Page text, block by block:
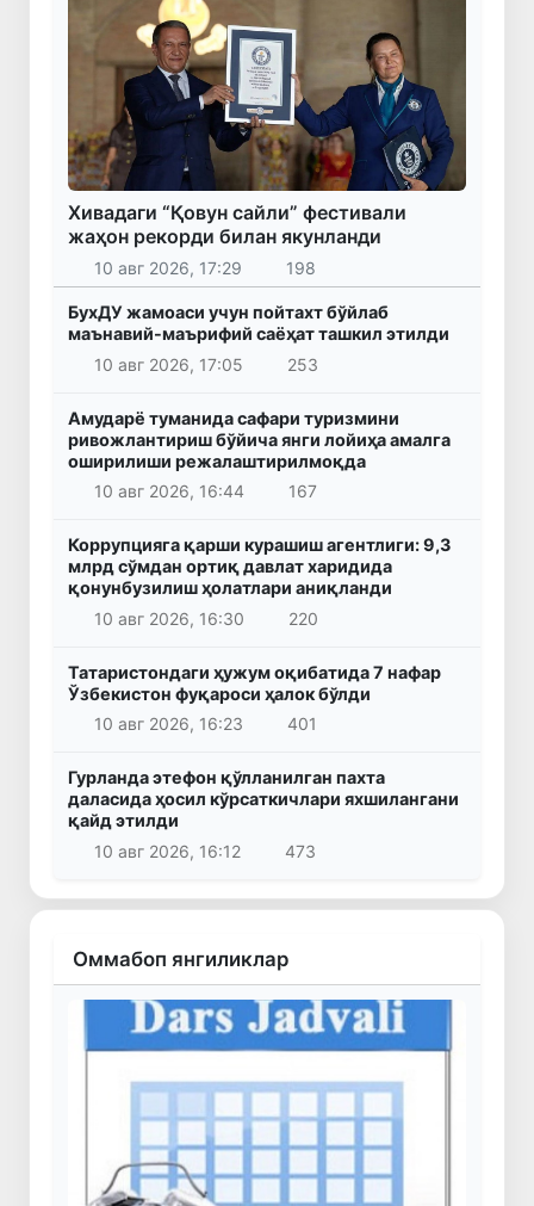
Хивадаги “Қовун сайли” фестивали
жаҳон рекорди билан якунланди
10 авг 2026, 17:29 198
БухДУ жамоаси учун пойтахт бўйлаб
маънавий-маърифий саёҳат ташкил этилди
10 авг 2026, 17:05
253
Амударё туманида сафари туризмини
ривожлантириш бўйича янги лойиҳа амалга
оширилиши режалаштирилмоқда
10 авг 2026, 16:44
167
Коррупцияга қарши курашиш агентлиги: 9,3
млрд сўмдан ортиқ давлат харидида
қонунбузилиш ҳолатлари аниқланди
10 авг 2026, 16:30
220
Татаристондаги ҳужум оқибатида 7 нафар
Ўзбекистон фуқароси ҳалок бўлди
10 авг 2026, 16:23
401
Гурланда этефон қўлланилган пахта
даласида ҳосил кўрсаткичлари яхшилангани
қайд этилди
10 авг 2026, 16:12
473
Оммабоп янгиликлар